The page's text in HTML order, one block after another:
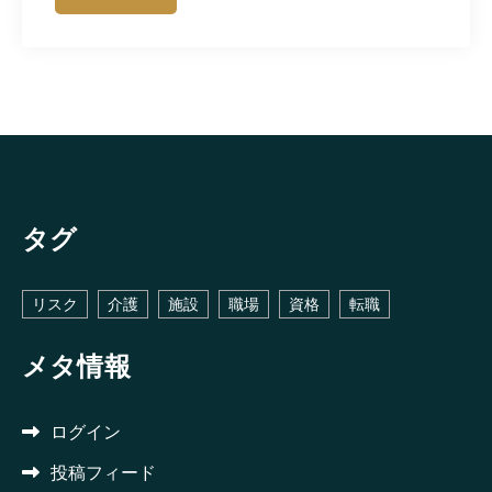
タグ
リスク 介護 施設 職場 資格 転職
メタ情報
ログイン
投稿フィード